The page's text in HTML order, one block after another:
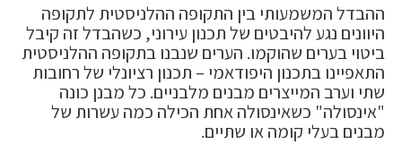
ההבדל המשמעותי בין התקופה ההלניסטית לתקופה
היוונים נגע להיבטים של תכנון עירוני, כשהבדל זה קיבל
ביטוי בערים שהוקמו. הערים שנבנו בתקופה ההלניסטית
התאפיינו בתכנון היפודאמי – תכנון רציונלי של רחובות
שתי וערב המייצרים מבנים מלבניים. כל מבנן כונה
"אינסולה" כשאינסולה אחת הכילה כמה עשרות של
מבנים בעלי קומה או שתיים.